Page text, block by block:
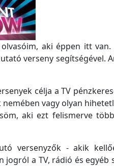
olvasóim, aki éppen itt
verseny segítségével.
célja a TV
nemében vagy olyan
aki ezt felismerve
versenyzők - akik
jogról a TV, rádió és